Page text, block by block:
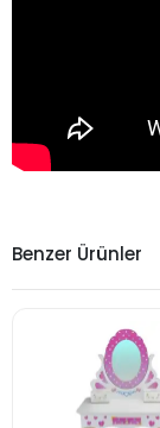
Benzer Ürünler